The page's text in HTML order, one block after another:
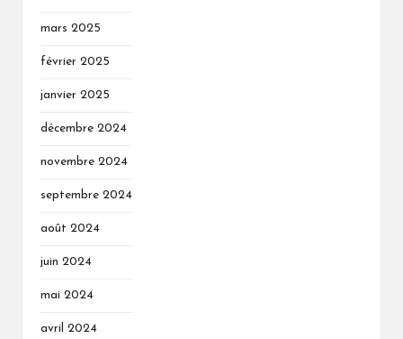
mars 2025
février 2025
janvier 2025
décembre 2024
novembre 2024
septembre 2024
août 2024
juin 2024
mai 2024
avril 2024